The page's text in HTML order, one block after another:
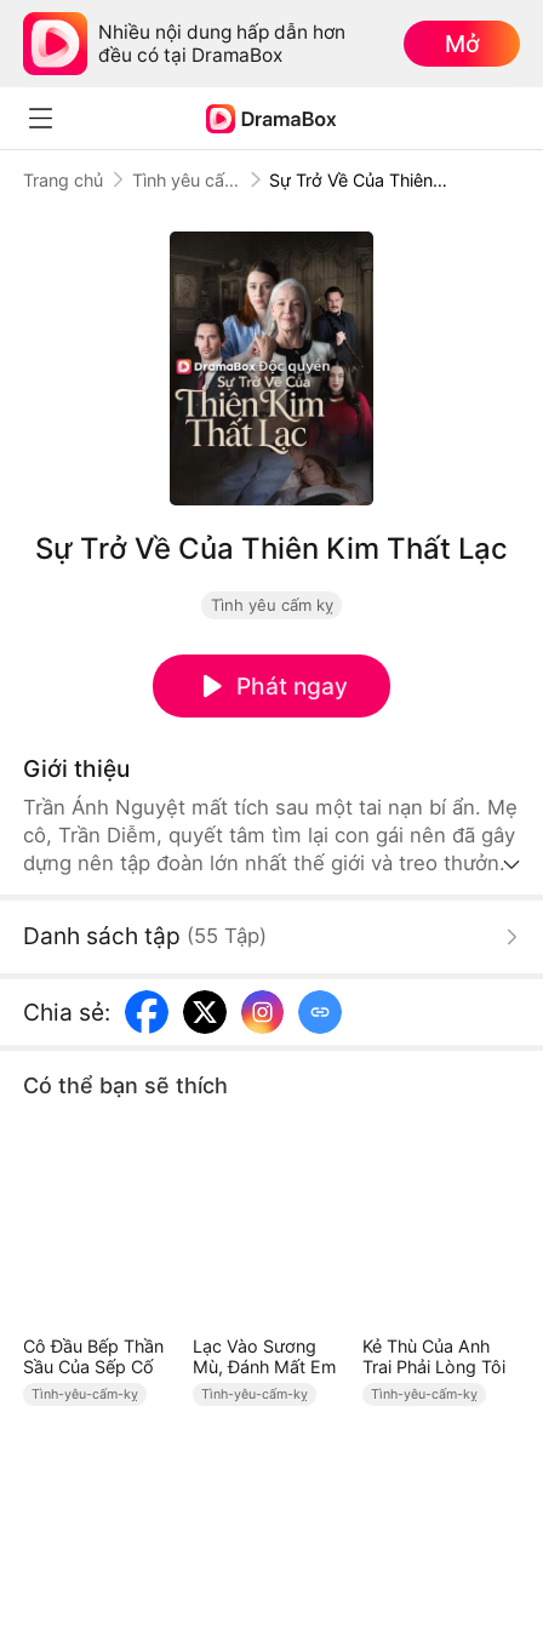
Nhiều nội dung hấp dẫn hơn
đều có tại DramaBox
Mở
Trang chủ Tình yêu cấm kỵ Sự Trở Về Của Thiên Kim Thất Lạc
Sự Trở Về Của Thiên Kim Thất Lạc
Tình yêu cấm kỵ
Phát ngay
Giới thiệu
Trần Ánh Nguyệt mất tích sau một tai nạn bí ẩn. Mẹ
cô, Trần Diễm, quyết tâm tìm lại con gái nên đã gây
dựng nên tập đoàn lớn nhất thế giới và treo thưởng
cô lại chứng kiến con gái mình bị những kẻ cơ hội
khiến tất cả phải trả giá đắt.
Danh sách tập (55 Tập)
Chia sẻ:
Có thể bạn sẽ thích
Cô Đầu Bếp Thần
Sầu Của Sếp Cố
Tình-yêu-cấm-kỵ
Lạc Vào Sương
Mù, Đánh Mất Em
Tình-yêu-cấm-kỵ
Kẻ Thù Của Anh
Trai Phải Lòng Tôi
Tình-yêu-cấm-kỵ